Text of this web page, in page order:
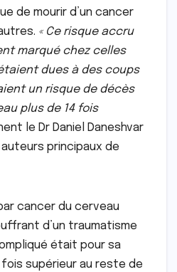
de mourir d’un cancer
« Ce risque accru
marqué chez celles
dues à des coups
un risque de décès
plus de 14 fois
le Dr Daniel Daneshvar
principaux de
cancer du cerveau
d’un traumatisme
était pour sa
supérieur au reste de